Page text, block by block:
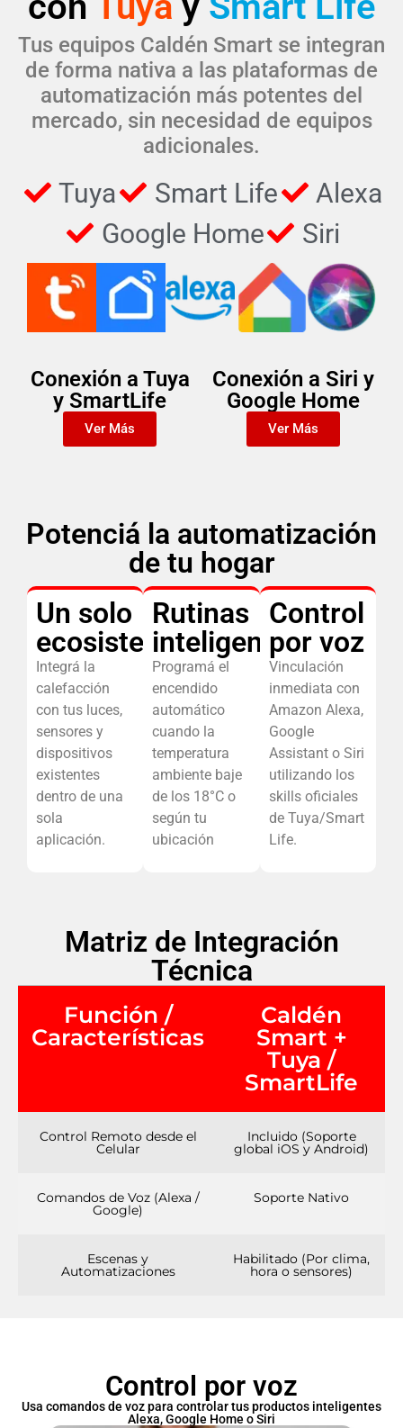
Tus equipos Caldén Smart se integran
de forma nativa a las plataformas de
automatización más potentes del
mercado, sin necesidad de equipos
adicionales.
Tuya Smart Life
Alexa
Google Home
Siri
Conexión a Tuya
y SmartLife
Ver Más
Conexión a Siri y
Google Home
Ver Más
Potenciá la automatización
de tu hogar
Un solo
ecosistema
Integrá la
calefacción
con tus luces,
sensores y
dispositivos
existentes
dentro de una
sola
aplicación.
Rutinas
inteligentes
Programá el
encendido
automático
cuando la
temperatura
ambiente baje
de los 18°C o
según tu
ubicación
Control
por voz
Vinculación
inmediata con
Amazon Alexa,
Google
Assistant o Siri
utilizando los
skills oficiales
de Tuya/Smart
Life.
Matriz de Integración
Técnica
Función /
Características
Caldén
Smart +
Tuya /
SmartLife
Control Remoto desde el
Celular
Incluido (Soporte
global iOS y Android)
Comandos de Voz (Alexa /
Google)
Soporte Nativo
Escenas y
Automatizaciones
Habilitado (Por clima,
hora o sensores)
Control por voz
Usa comandos de voz para controlar tus productos inteligentes
Alexa, Google Home o Siri